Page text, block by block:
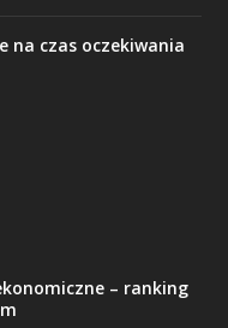
na czas oczekiwania
– ranking